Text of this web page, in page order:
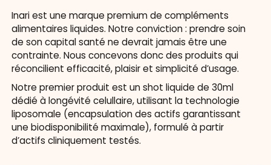
Inari est une marque premium de compléments
alimentaires liquides. Notre conviction : prendre soin
de son capital santé ne devrait jamais être une
contrainte. Nous concevons donc des produits qui
réconcilient efficacité, plaisir et simplicité d’usage.
Notre premier produit est unshot liquide de 30ml
dédié à longévité celullaire, utilisant la technologie
liposomale (encapsulation des actifs garantissant
une biodisponibilité maximale), formulé à partir
d’actifs cliniquement testés.